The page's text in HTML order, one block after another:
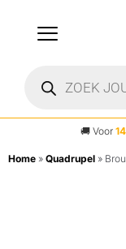
🚚 Voor
Home » Quadrupel »